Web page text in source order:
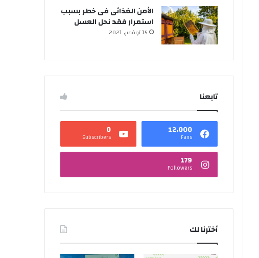
الأمن الغذائى فى خطر بسبب
استمرار فقد نحل العسل
15 نوفمبر, 2021
تابعنا
12٬000
Fans
0
Subscribers
179
Followers
أخترنا لك